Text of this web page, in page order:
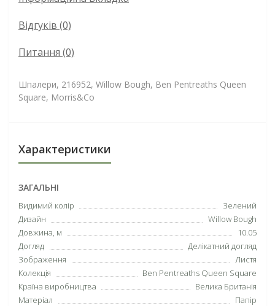
Відгуків (0)
Питання (0)
Шпалери, 216952, Willow Bough, Ben Pentreaths Queen
Square, Morris&Co
Характеристики
ЗАГАЛЬНІ
Видимий колір
Зелений
Дизайн
Willow Bough
Довжина, м
10.05
Догляд
Делікатний догляд
Зображення
Листя
Колекція
Ben Pentreaths Queen Square
Країна виробництва
Велика Британія
Матеріал
Папір